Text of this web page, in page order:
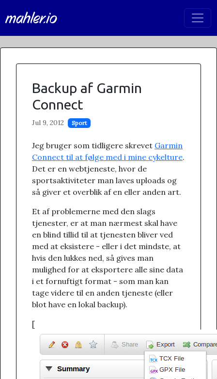
mahler.io
Backup af Garmin
Connect
Jul 9, 2012 Sport
Jeg bruger som tidligere skrevet Garmin
Connect til at følge med i mine cykelture.
Det er en webtjeneste, hvor de
sportsaktiviteter man laves uploads og
så giver et overblik af en eller anden art.
Et af problemerne med den slags
tjenester, er at man nærmest skal have
en blind tillid til at tjenesten bliver ved
med at eksistere - eller i det mindste, at
hvis den lukkes ned, så gives man
mulighed for at eksportere alle sine data
i et fornuftigt format - som man kan
tage videre til en anden tjeneste (eller
blot have en lokal backup).
[